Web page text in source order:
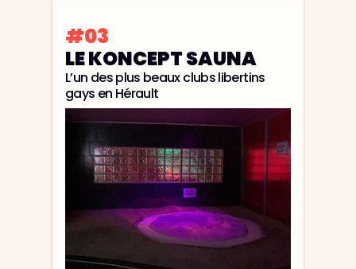
#03
LE KONCEPT SAUNA
L’un des plus beaux clubs libertins
gays en Hérault